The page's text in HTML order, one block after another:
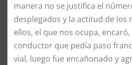
manera no se justifica el
desplegados y la actitud de los
ellos, el que nos ocupa,
conductor que pedía paso
vial, luego fue encañonado y